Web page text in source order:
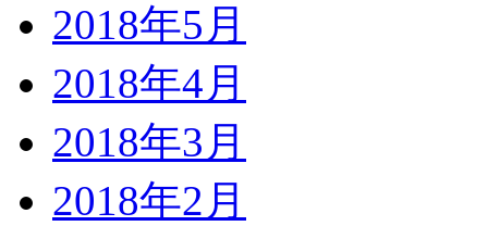
2018年5月
2018年4月
2018年3月
2018年2月